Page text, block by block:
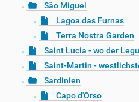
São Miguel
Lagoa das Furnas
Terra Nostra Garden
Saint Lucia - wo der
Saint-Martin -
Sardinien
Capo d'Orso